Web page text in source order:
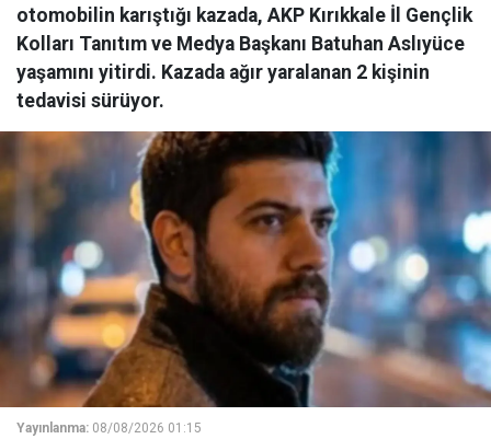
otomobilin karıştığı kazada, AKP Kırıkkale İl Gençlik
Kolları Tanıtım ve Medya Başkanı Batuhan Aslıyüce
yaşamını yitirdi. Kazada ağır yaralanan 2 kişinin
tedavisi sürüyor.
Yayınlanma: 08/08/2026 01:15